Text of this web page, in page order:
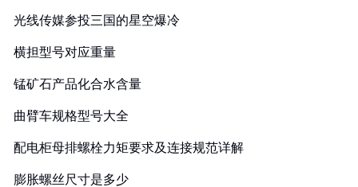
光线传媒参投三国的星空爆冷
横担型号对应重量
锰矿石产品化合水含量
曲臂车规格型号大全
配电柜母排螺栓力矩要求及连接规范详解
膨胀螺丝尺寸是多少